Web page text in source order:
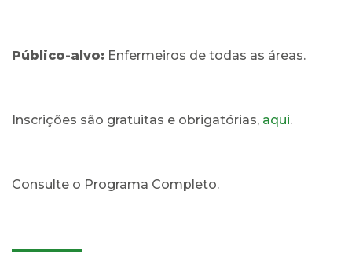
Público-alvo: Enfermeiros de todas as áreas.
Inscrições são gratuitas e obrigatórias, aqui.
Consulte o Programa Completo.